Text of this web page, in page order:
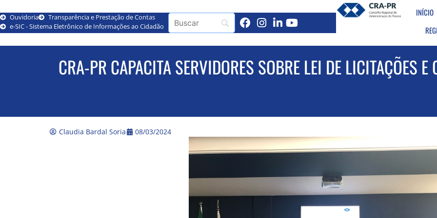
Ouvidoria
Transparência e Prestação de Contas
e-SIC - Sistema Eletrônico de Informações ao Cidadão
INÍCIO
CRA-PR CAPACITA SERVIDORES SOBRE LEI DE LICITAÇÕES E
Claudia Bardal Soria 08/03/2024